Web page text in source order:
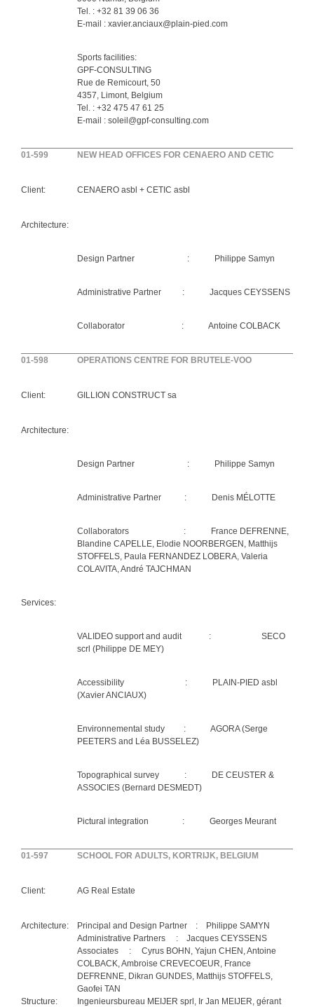
Tel. : +32 81 39 06 36
E-mail : xavier.anciaux@plain-pied.com
Sports facilities:
GPF-CONSULTING
Rue de Remicourt, 50
4357, Limont, Belgium
Tel. : +32 475 47 61 25
E-mail : soleil@gpf-consulting.com
01-599 NEW HEAD OFFICES FOR CENAERO AND CETIC
Client: CENAERO asbl + CETIC asbl
Architecture:
Design Partner : Philippe Samyn
Administrative Partner : Jacques CEYSSENS
Collaborator : Antoine COLBACK
01-598 OPERATIONS CENTRE FOR BRUTELE-VOO
Client: GILLION CONSTRUCT sa
Architecture:
Design Partner : Philippe Samyn
Administrative Partner : Denis MÉLOTTE
Collaborators : France DEFRENNE,
Blandine CAPELLE, Elodie NOORBERGEN, Matthijs
STOFFELS, Paula FERNANDEZ LOBERA, Valeria
COLAVITA, André TAJCHMAN
Services:
VALIDEO support and audit : SECO
scrl (Philippe DE MEY)
Accessibility : PLAIN-PIED asbl
(Xavier ANCIAUX)
Environnemental study : AGORA (Serge
PEETERS and Léa BUSSELEZ)
Topographical survey : DE CEUSTER &
ASSOCIES (Bernard DESMEDT)
Pictural integration : Georges Meurant
01-597 SCHOOL FOR ADULTS, KORTRIJK, BELGIUM
Client: AG Real Estate
Architecture:
Principal and Design Partner : Philippe SAMYN
Administrative Partners : Jacques CEYSSENS
Associates : Cyrus BOHN, Yajun CHEN, Antoine
COLBACK, Ambroise CREVECOEUR, France
DEFRENNE, Dikran GUNDES, Matthijs STOFFELS,
Gaofei TAN
Structure:
Ingenieursbureau MEIJER sprl, Ir Jan MEIJER, gérant